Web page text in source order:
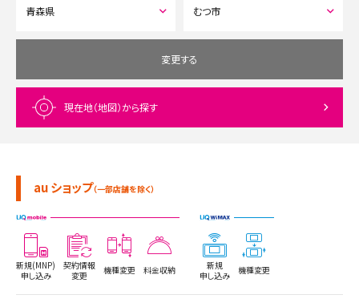
データチャージサイト
変更する
現在地（地図）から探す
au ショップ（一部店舗を除く）
新規(MNP)
申し込み
契約情報
変更
機種変更 料金収納
新規
申し込み
機種変更